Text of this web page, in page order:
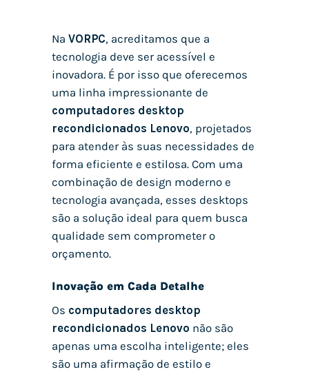
Na VORPC, acreditamos que a
tecnologia deve ser acessível e
inovadora. É por isso que oferecemos
uma linha impressionante de
computadores desktop
recondicionados Lenovo, projetados
para atender às suas necessidades de
forma eficiente e estilosa. Com uma
combinação de design moderno e
tecnologia avançada, esses desktops
são a solução ideal para quem busca
qualidade sem comprometer o
orçamento.
Inovação em Cada Detalhe
Os computadores desktop
recondicionados Lenovo não são
apenas uma escolha inteligente; eles
são uma afirmação de estilo e